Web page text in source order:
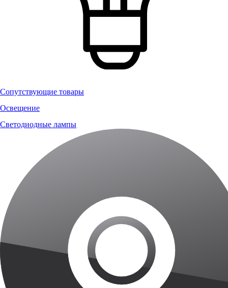
Сопутствующие товары
Освещение
Светодиодные лампы